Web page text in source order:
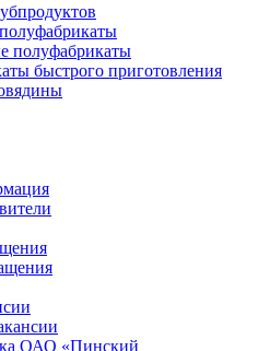
полуфабрикаты
быстрого приготовления
ОАО «Пинский